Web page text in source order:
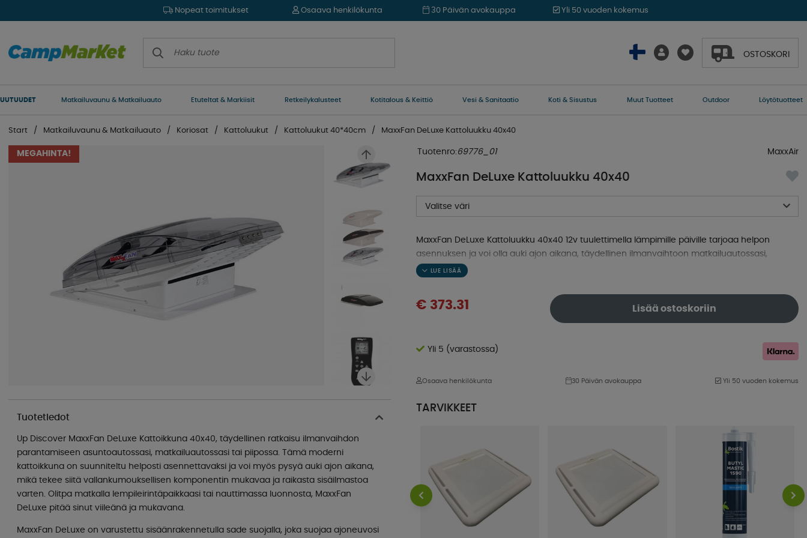
Nopeat toimitukset Osaava henkilökunta 30 Päivän avokauppa Yli 50 vuoden kokemus
OSTOSKORI
UUTUUDET Matkailuvaunu & Matkailuauto Etuteltat & Markiisit Retkeilykalusteet Kotitalous & Keittiö Vesi & Sanitaatio Koti & Sisustus Muut Tuotteet Outdoor Löytötuotteet
Start Matkailuvaunu & Matkailuauto Koriosat Kattoluukut Kattoluukut 40*40cm MaxxFan DeLuxe Kattoluukku 40x40
MEGAHINTA! Tuotenro: 69776_01
MaxxFan DeLuxe Kattoluukku 40x40
Valitse väri
MaxxFan DeLuxe Kattoluukku 40x40 12v tuulettimella lämpimille päiville tarjoaa helpon
asennuksen ja voi olla auki ajon aikana, täydellinen ilmanvaihtoon matkailuautossasi,
asuntoautossasi tai pakettiautossasi.
€ 373.31
MaxxAir
Lisää ostoskoriin
Yli 5 (varastossa)
Osaava henkilökunta 30 Päivän avokauppa Yli 50 vuoden kokemus
Tuotetiedot
Up Discover MaxxFan DeLuxe Kattoikkuna 40x40, täydellinen ratkaisu ilmanvaihdon
parantamiseen asuntoautossasi, matkailuautossasi tai piipossa. Tämä moderni
kattoikkuna on suunniteltu helposti asennettavaksi ja voi myös pysyä auki ajon aikana,
mikä tekee siitä vallankumouksellisen komponentin mukavaa ja raikasta sisäilmastoa
varten. Olitpa matkalla lempileirintäpaikkaasi tai nauttimassa luonnosta, MaxxFan
DeLuxe pitää sinut viileänä ja mukavana.
MaxxFan DeLuxe on varustettu sisäänrakennetulla sade suojalla, joka suojaa ajoneuvosi
TARVIKKEET